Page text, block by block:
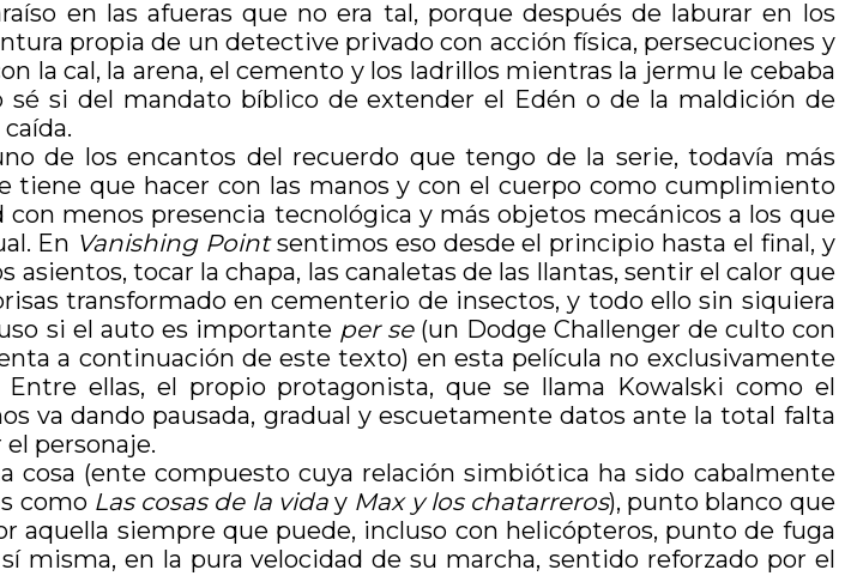
en las afueras que no era tal, porque después de laburar en los
propia de un detective privado con acción física, persecuciones y
la cal, la arena, el cemento y los ladrillos mientras la jermu le cebaba
si del mandato bíblico de extender el Edén o de la maldición de
de los encantos del recuerdo que tengo de la serie, todavía más
tiene que hacer con las manos y con el cuerpo como cumplimiento
menos presencia tecnológica y más objetos mecánicos a los que
En Vanishing Pointsentimos eso desde el principio hasta el final, y
tocar la chapa, las canaletas de las llantas, sentir el calor que
transformado en cementerio de insectos, y todo ello sin siquiera
si el auto es importante per se(un Dodge Challenger de culto con
a continuación de este texto) en esta película no exclusivamente
ellas, el propio protagonista, que se llama Kowalski como el
va dando pausada, gradual y escuetamente datos ante la total falta
personaje.
cosa (ente compuesto cuya relación simbiótica ha sido cabalmente
como Las cosas de la viday Max y los chatarreros), punto blanco que
aquella siempre que puede, incluso con helicópteros, punto de fuga
misma, en la pura velocidad de su marcha, sentido reforzado por el